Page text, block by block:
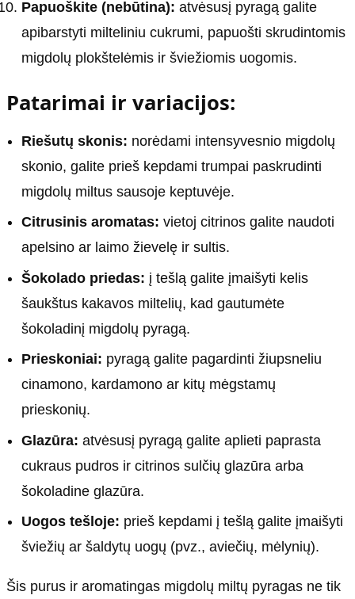
Papuoškite (nebūtina): atvėsusį pyragą galite
apibarstyti milteliniu cukrumi, papuošti skrudintomis
migdolų plokštelėmis ir šviežiomis uogomis.
Patarimai ir variacijos:
Riešutų skonis: norėdami intensyvesnio migdolų
skonio, galite prieš kepdami trumpai paskrudinti
migdolų miltus sausoje keptuvėje.
Citrusinis aromatas: vietoj citrinos galite naudoti
apelsino ar laimo žievelę ir sultis.
Šokolado priedas: į tešlą galite įmaišyti kelis
šaukštus kakavos miltelių, kad gautumėte
šokoladinį migdolų pyragą.
Prieskoniai: pyragą galite pagardinti žiupsneliu
cinamono, kardamono ar kitų mėgstamų
prieskonių.
Glazūra: atvėsusį pyragą galite aplieti paprasta
cukraus pudros ir citrinos sulčių glazūra arba
šokoladine glazūra.
Uogos tešloje: prieš kepdami į tešlą galite įmaišyti
šviežių ar šaldytų uogų (pvz., aviečių, mėlynių).
Šis purus ir aromatingas migdolų miltų pyragas ne tik